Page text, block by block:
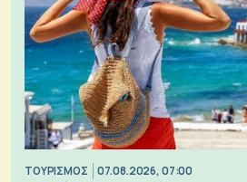
ΤΟΥΡΙΣΜΟΣ 07.08.2026, 07:00